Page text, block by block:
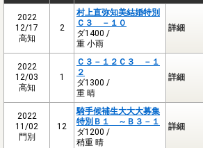
2022
12/17
高知
2
村上直弥知美結婚特別
Ｃ３ －１０
ダ1400 /
重 小雨
詳細
2022
12/03
高知
1
Ｃ３－１２Ｃ３ －１
２
ダ1300 /
重 晴
詳細
2022
11/02
門別
12
騎手候補生大大大募集
特別Ｂ１ ～Ｂ３－１
ダ1200 /
稍重 晴
詳細